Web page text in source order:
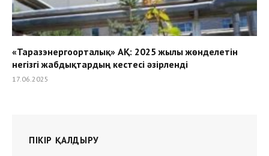
«Таразэнергоорталық» АҚ: 2025 жылы жөнделетін
негізгі жабдықтардың кестесі әзірленді
17.06.2025
ПІКІР ҚАЛДЫРУ